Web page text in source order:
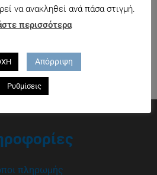
63.00€
πληρωμής
να ανακληθεί ανά πάσα στιγμή.
περισσότερα
Απόρριψη
Ρυθμίσεις